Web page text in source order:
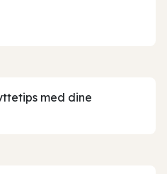
med dine